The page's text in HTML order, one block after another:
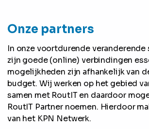
Onze partners
In onze voortdurende veranderende
zijn goede (online) verbindingen
mogelijkheden zijn afhankelijk van
budget. Wij werken op het gebied
samen met RoutIT en daardoor
RoutIT Partner noemen. Hierdoor
van het KPN Netwerk.